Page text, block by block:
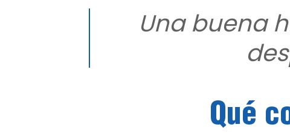
Una buena
Qué